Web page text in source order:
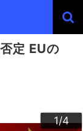
定 EUの
1/4
2/4
3/4
4/4